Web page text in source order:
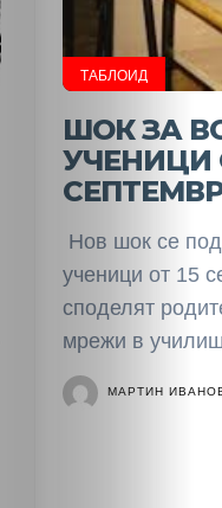
ТАБЛОИД
ШОК ЗА
УЧЕНИЦИ
Нов шок се
ученици от 15
споделят
мрежи в
МАРТИН